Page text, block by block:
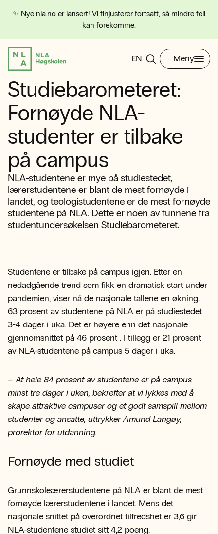
✨ Nye nla.no er lansert! Vi finjusterer fortsatt, så mindre feil
kan forekomme.
EN Meny
Studiebarometeret:
Fornøyde NLA-
studenter er tilbake
på campus
NLA-studentene er mye på studiestedet,
lærerstudentene er blant de mest fornøyde i
landet, og teologistudentene er de mest fornøyde
studentene på NLA. Dette er noen av funnene fra
studentundersøkelsen Studiebarometeret.
Studentene er tilbake på campus igjen. Etter en
nedadgående trend som fikk en dramatisk start under
pandemien, viser nå de nasjonale tallene en økning.
63 prosent av studentene på NLA er på studiestedet
3-4 dager i uka. Det er høyere enn det nasjonale
gjennomsnittet på 46 prosent . I tillegg er 21 prosent
av NLA-studentene på campus 5 dager i uka.
– At hele 84 prosent av studentene er på campus
minst tre dager i uken, bekrefter at vi lykkes med å
skape attraktive campuser og et godt samspill mellom
studenter og ansatte, uttrykker Amund Langøy,
prorektor for utdanning.
Fornøyde med studiet
Grunnskoleærerstudentene på NLA er blant de mest
fornøyde lærerstudentene i landet. Mens det
nasjonale snittet på overordnet tilfredshet er 3,6 gir
NLA-studentene studiet sitt 4,2 poeng.